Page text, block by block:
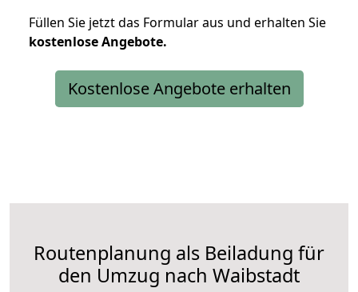
Füllen Sie jetzt das Formular aus und erhalten Sie
kostenloseAngebote.
Kostenlose Angebote erhalten
Routenplanung als Beiladung für
den Umzug nach Waibstadt